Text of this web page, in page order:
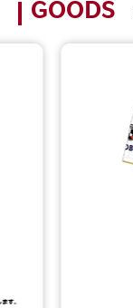
GOODS